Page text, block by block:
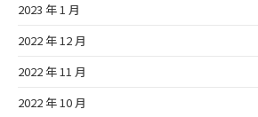
2023 年 1 月
2022 年 12 月
2022 年 11 月
2022 年 10 月